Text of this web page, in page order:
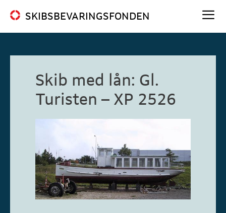
indhold
SKIBSBEVARINGSFONDEN
Skib med lån: Gl.
Turisten – XP 2526